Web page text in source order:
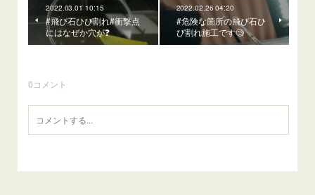
2022.03.01 10:15
#飛び石ひび割れ#衝撃点
にはなぜか穴が❓️
2022.02.26 04:20
#危険な箇所の飛び石ひ
び割れ施工です🧐
0コメント